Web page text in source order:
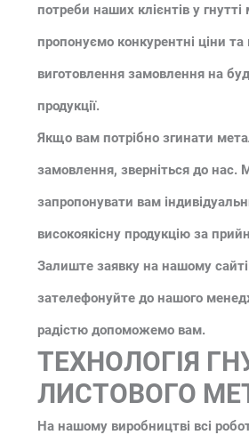
потреби наших клієнтів у
пропонуємо конкурентні ціни
виготовлення замовлення на
продукції.
Якщо вам потрібно згинати
замовлення, зверніться до нас.
запропонувати вам
високоякісну продукцію за
Залиште заявку на нашому
зателефонуйте до нашого
радістю допоможемо вам.
ТЕХНОЛОГІЯ
ЛИСТОВОГО
На нашому виробництві всі